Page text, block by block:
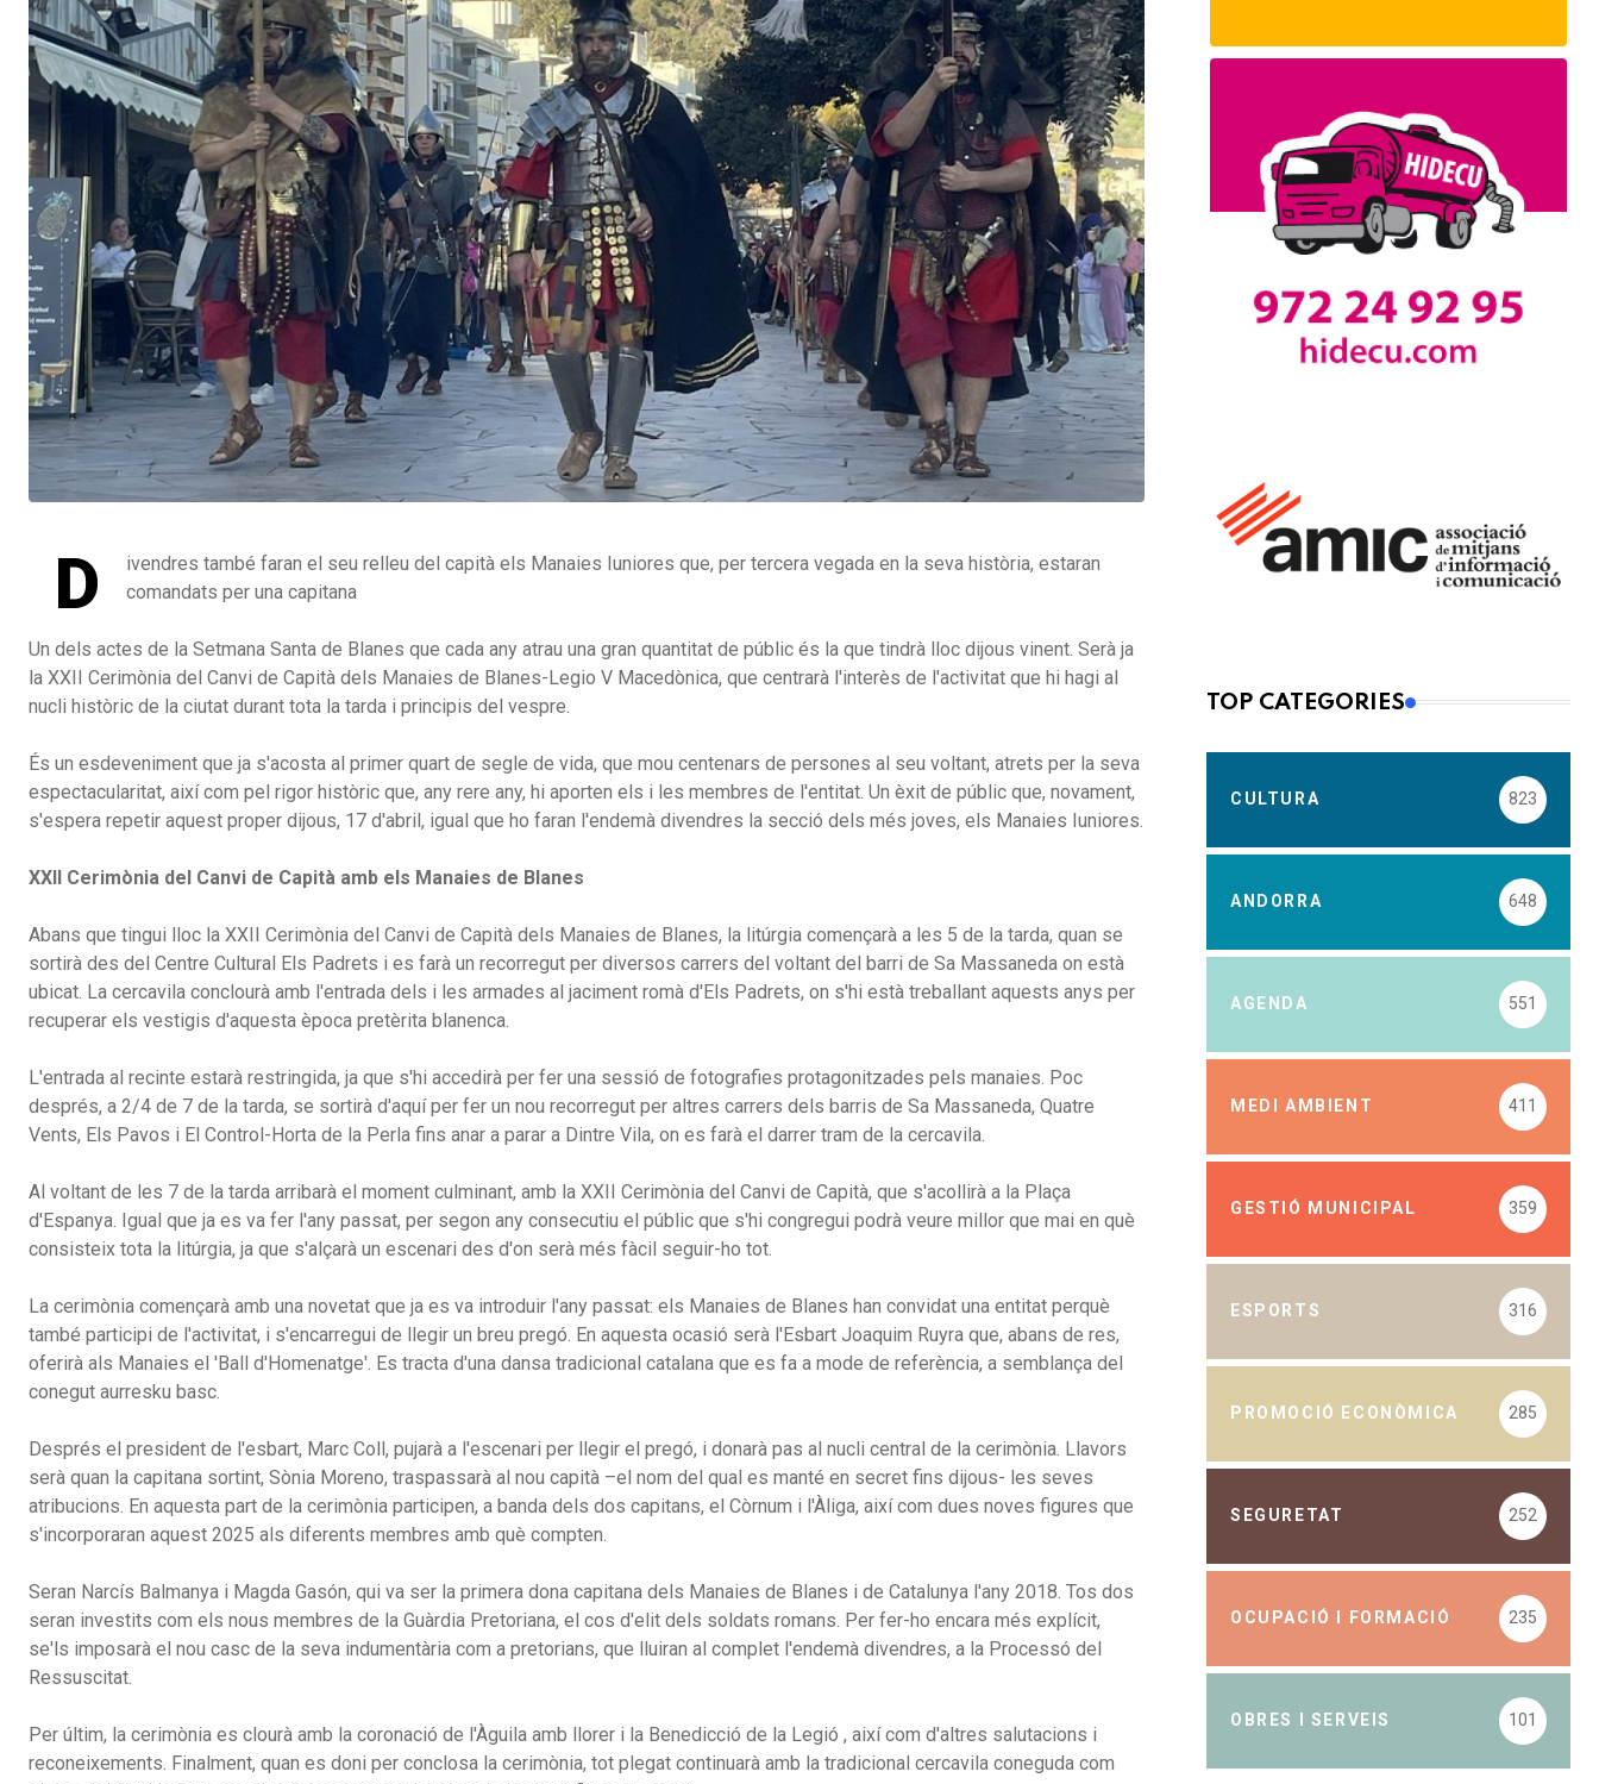
D
ivendres també faran el seu relleu del capità els Manaies Iuniores que, per tercera vegada en la seva història, estaran
comandats per una capitana
Un dels actes de la Setmana Santa de Blanes que cada any atrau una gran quantitat de públic és la que tindrà lloc dijous vinent. Serà ja
la XXII Cerimònia del Canvi de Capità dels Manaies de Blanes-Legio V Macedònica, que centrarà l'interès de l'activitat que hi hagi al
nucli històric de la ciutat durant tota la tarda i principis del vespre.
És un esdeveniment que ja s'acosta al primer quart de segle de vida, que mou centenars de persones al seu voltant, atrets per la seva
espectacularitat, així com pel rigor històric que, any rere any, hi aporten els i les membres de l'entitat. Un èxit de públic que, novament,
s'espera repetir aquest proper dijous, 17 d'abril, igual que ho faran l'endemà divendres la secció dels més joves, els Manaies Iuniores.
XXII Cerimònia del Canvi de Capità amb els Manaies de Blanes
Abans que tingui lloc la XXII Cerimònia del Canvi de Capità dels Manaies de Blanes, la litúrgia començarà a les 5 de la tarda, quan se
sortirà des del Centre Cultural Els Padrets i es farà un recorregut per diversos carrers del voltant del barri de Sa Massaneda on està
ubicat. La cercavila conclourà amb l'entrada dels i les armades al jaciment romà d'Els Padrets, on s'hi està treballant aquests anys per
recuperar els vestigis d'aquesta època pretèrita blanenca.
L'entrada al recinte estarà restringida, ja que s'hi accedirà per fer una sessió de fotografies protagonitzades pels manaies. Poc
després, a 2/4 de 7 de la tarda, se sortirà d'aquí per fer un nou recorregut per altres carrers dels barris de Sa Massaneda, Quatre
Vents, Els Pavos i El Control-Horta de la Perla fins anar a parar a Dintre Vila, on es farà el darrer tram de la cercavila.
Al voltant de les 7 de la tarda arribarà el moment culminant, amb la XXII Cerimònia del Canvi de Capità, que s'acollirà a la Plaça
d'Espanya. Igual que ja es va fer l'any passat, per segon any consecutiu el públic que s'hi congregui podrà veure millor que mai en què
consisteix tota la litúrgia, ja que s'alçarà un escenari des d'on serà més fàcil seguir-ho tot.
La cerimònia començarà amb una novetat que ja es va introduir l'any passat: els Manaies de Blanes han convidat una entitat perquè
també participi de l'activitat, i s'encarregui de llegir un breu pregó. En aquesta ocasió serà l'Esbart Joaquim Ruyra que, abans de res,
oferirà als Manaies el 'Ball d'Homenatge'. Es tracta d'una dansa tradicional catalana que es fa a mode de referència, a semblança del
conegut aurresku basc.
Després el president de l'esbart, Marc Coll, pujarà a l'escenari per llegir el pregó, i donarà pas al nucli central de la cerimònia. Llavors
serà quan la capitana sortint, Sònia Moreno, traspassarà al nou capità –el nom del qual es manté en secret fins dijous- les seves
atribucions. En aquesta part de la cerimònia participen, a banda dels dos capitans, el Còrnum i l'Àliga, així com dues noves figures que
s'incorporaran aquest 2025 als diferents membres amb què compten.
Seran Narcís Balmanya i Magda Gasón, qui va ser la primera dona capitana dels Manaies de Blanes i de Catalunya l'any 2018. Tos dos
seran investits com els nous membres de la Guàrdia Pretoriana, el cos d'elit dels soldats romans. Per fer-ho encara més explícit,
se'ls imposarà el nou casc de la seva indumentària com a pretorians, que lluiran al complet l'endemà divendres, a la Processó del
Ressuscitat.
Per últim, la cerimònia es clourà amb la coronació de l'Àguila amb llorer i la Benedicció de la Legió , així com d'altres salutacions i
reconeixements. Finalment, quan es doni per conclosa la cerimònia, tot plegat continuarà amb la tradicional cercavila coneguda com
TOP CATEGORIES
CULTURA 823
ANDORRA 648
AGENDA 551
MEDI AMBIENT 411
GESTIÓ MUNICIPAL 359
ESPORTS 316
PROMOCIÓ ECONÒMICA 285
SEGURETAT 252
OCUPACIÓ I FORMACIÓ 235
OBRES I SERVEIS 101